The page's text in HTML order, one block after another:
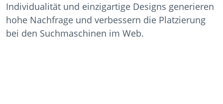
Individualität und einzigartige Designs generieren
hohe Nachfrage und verbessern die Platzierung
bei den Suchmaschinen im Web.